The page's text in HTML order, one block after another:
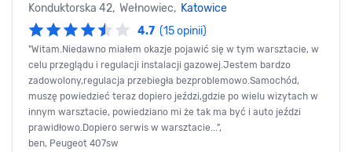
Konduktorska 42, Wełnowiec, Katowice
4.7 (15 opinii)
"Witam.Niedawno miałem okazje pojawić się w tym warsztacie, w
celu przeglądu i regulacji instalacji gazowej.Jestem bardzo
zadowolony,regulacja przebiegła bezproblemowo.Samochód,
muszę powiedzieć teraz dopiero jeździ,gdzie po wielu wizytach w
innym warsztacie, powiedziano mi że tak ma być i auto jeździ
prawidłowo.Dopiero serwis w warsztacie...",
ben, Peugeot 407sw